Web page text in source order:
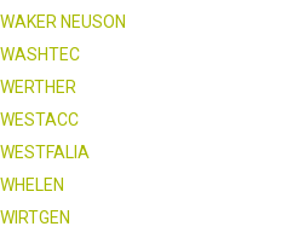
WAKER NEUSON
WASHTEC
WERTHER
WESTACC
WESTFALIA
WHELEN
WIRTGEN